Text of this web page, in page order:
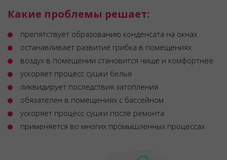
Какие проблемы решает:
препятствует образованию конденсата на окнах
останавливает развитие грибка в помещениях
воздух в помещении становится чище и комфортнее
ускоряет процесс сушки белья
ликвидирует последствия затопления
обязателен в помещениях с бассейном
ускоряет процесс сушки после ремонта
применяется во многих промышленных процессах